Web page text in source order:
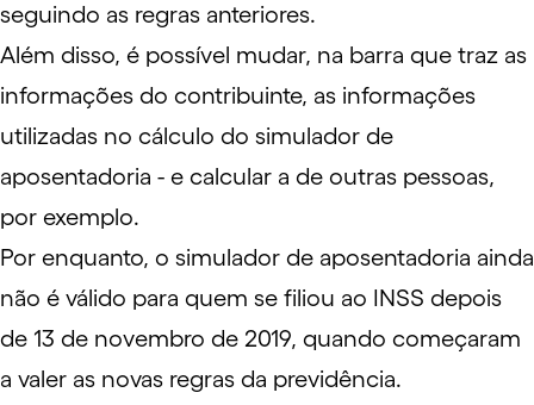
seguindo as regras anteriores.
Além disso, é possível mudar, na barra que traz as
informações do contribuinte, as informações
utilizadas no cálculo do simulador de
aposentadoria - e calcular a de outras pessoas,
por exemplo.
Por enquanto, o simulador de aposentadoria ainda
não é válido para quem se filiou ao INSS depois
de 13 de novembro de 2019, quando começaram
a valer as novas regras da previdência.